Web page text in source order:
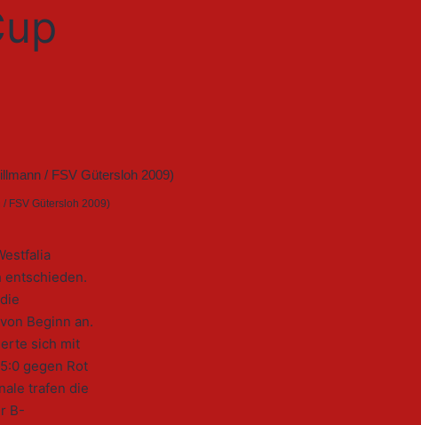
FSV Gütersloh 2009)
entschieden.
Beginn an.
sich mit
gegen Rot
trafen die
B-